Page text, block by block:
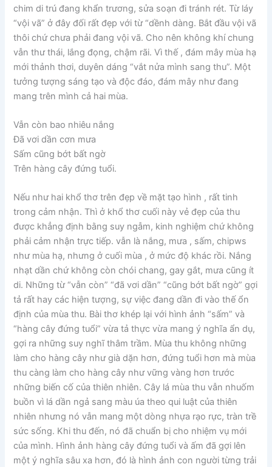
chim di trú đang khẩn trương, sửa soạn đi tránh rét. Từ láy
“vội vã” ở đây đối rất đẹp với từ “dềnh dàng. Bắt đầu vội vã
thôi chứ chưa phải đang vội vã. Cho nên không khí chung
vẫn thư thái, lắng đọng, chậm rãi. Vì thế , đám mây mùa hạ
mới thảnh thơi, duyên dáng “vắt nửa mình sang thu”. Một
tưởng tượng sáng tạo và độc đáo, đám mây như đang
mang trên mình cả hai mùa.
Vẫn còn bao nhiêu nắng
Đã vơi dần cơn mưa
Sấm cũng bớt bất ngờ
Trên hàng cây đứng tuổi.
Nếu như hai khổ thơ trên đẹp về mặt tạo hình , rất tinh
trong cảm nhận. Thì ở khổ thơ cuối này vẻ đẹp của thu
được khẳng định bằng suy ngẫm, kinh nghiệm chứ không
phải cảm nhận trực tiếp. vẫn là nắng, mưa , sấm, chipws
như mùa hạ, nhưng ở cuối mùa , ở mức độ khác rồi. Nắng
nhạt dần chứ không còn chói chang, gay gắt, mưa cũng ít
di. Những từ “vẫn còn” “đã vơi dần” “cũng bớt bất ngờ” gợi
tả rất hay các hiện tượng, sự việc đang dần đi vào thế ổn
định của mùa thu. Bài thơ khép lại với hình ảnh “sấm” và
“hàng cây đứng tuổi” vừa tả thực vừa mang ý nghĩa ẩn dụ,
gợi ra những suy nghĩ thâm trầm. Mùa thu không những
làm cho hàng cây như già dặn hơn, đứng tuổi hơn mà mùa
thu càng làm cho hàng cây như vững vàng hơn trước
những biến cố của thiên nhiên. Cây lá mùa thu vẫn nhuốm
buồn vì lá dần ngả sang màu úa theo qui luật của thiên
nhiên nhưng nó vẫn mang một dòng nhựa rạo rực, tràn trề
sức sống. Khi thu đến, nó đã chuẩn bị cho nhiệm vụ mới
của mình. Hình ảnh hàng cây đứng tuổi và ấm đã gợi lên
một ý nghĩa sâu xa hơn, đó là hình ảnh con người từng trải